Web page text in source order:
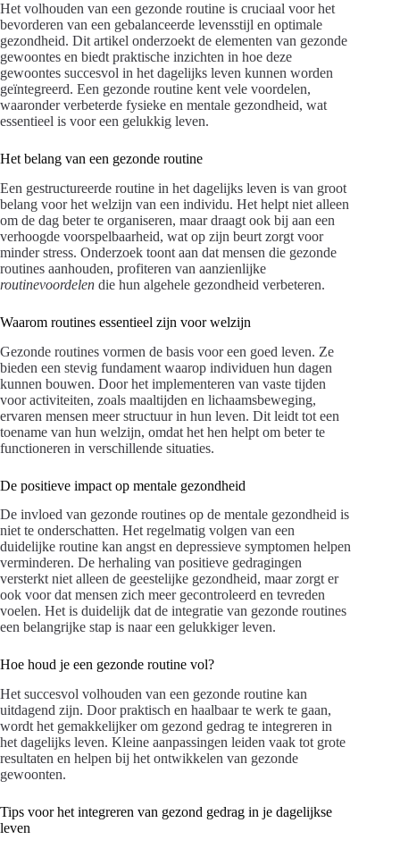
Het volhouden van een gezonde routine is cruciaal voor het
bevorderen van een gebalanceerde levensstijl en optimale
gezondheid. Dit artikel onderzoekt de elementen van gezonde
gewoontes en biedt praktische inzichten in hoe deze
gewoontes succesvol in het dagelijks leven kunnen worden
geïntegreerd. Een gezonde routine kent vele voordelen,
waaronder verbeterde fysieke en mentale gezondheid, wat
essentieel is voor een gelukkig leven.
Het belang van een gezonde routine
Een gestructureerde routine in het dagelijks leven is van groot
belang voor het welzijn van een individu. Het helpt niet alleen
om de dag beter te organiseren, maar draagt ook bij aan een
verhoogde voorspelbaarheid, wat op zijn beurt zorgt voor
minder stress. Onderzoek toont aan dat mensen die gezonde
routines aanhouden, profiteren van aanzienlijke
routinevoordelen die hun algehele gezondheid verbeteren.
Waarom routines essentieel zijn voor welzijn
Gezonde routines vormen de basis voor een goed leven. Ze
bieden een stevig fundament waarop individuen hun dagen
kunnen bouwen. Door het implementeren van vaste tijden
voor activiteiten, zoals maaltijden en lichaamsbeweging,
ervaren mensen meer structuur in hun leven. Dit leidt tot een
toename van hun welzijn, omdat het hen helpt om beter te
functioneren in verschillende situaties.
De positieve impact op mentale gezondheid
De invloed van gezonde routines op de mentale gezondheid is
niet te onderschatten. Het regelmatig volgen van een
duidelijke routine kan angst en depressieve symptomen helpen
verminderen. De herhaling van positieve gedragingen
versterkt niet alleen de geestelijke gezondheid, maar zorgt er
ook voor dat mensen zich meer gecontroleerd en tevreden
voelen. Het is duidelijk dat de integratie van gezonde routines
een belangrijke stap is naar een gelukkiger leven.
Hoe houd je een gezonde routine vol?
Het succesvol volhouden van een gezonde routine kan
uitdagend zijn. Door praktisch en haalbaar te werk te gaan,
wordt het gemakkelijker om gezond gedrag te integreren in
het dagelijks leven. Kleine aanpassingen leiden vaak tot grote
resultaten en helpen bij het ontwikkelen van gezonde
gewoonten.
Tips voor het integreren van gezond gedrag in je dagelijkse
leven